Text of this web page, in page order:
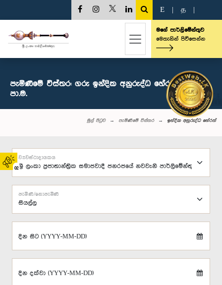
02
E த
මගේ පාර්ලිමේන්තුව
මෙතැනින් පිවිසෙන්න
පැමිණීමේ විස්තර: ගරු ඉන්දික අනුරුද්ධ හේරත් මහතා,
පා.ම.
මුල් පිටුව පැමිණීමේ විස්තර ඉන්දික අනුරුද්ධ හේරත්
ව්‍යවස්ථාදායකය
පැමිණි/නොපැමිණි
දින සිට (YYYY-MM-DD)
දින දක්වා (YYYY-MM-DD)